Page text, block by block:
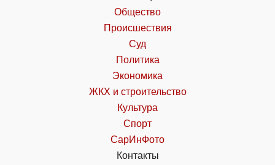
Общество
Происшествия
Суд
Политика
Экономика
ЖКХ и строительство
Культура
Спорт
СарИнФото
Контакты